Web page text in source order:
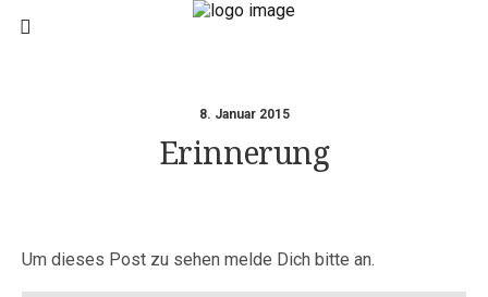
8. Januar 2015
Erinnerung
Um dieses Post zu sehen melde Dich bitte an.